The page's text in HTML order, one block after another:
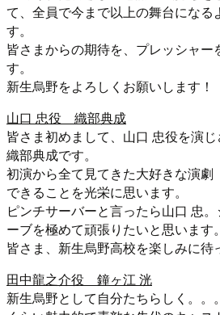
て、全員で今まで以上の舞台になる
す。
皆さまからの期待を、プレッシャー
す。
新生烏野をよろしくお願いします！
山口 忠役 織部典成
皆さま初めまして、山口 忠役を演じ
織部典成です。
初演から全て見てきた大好きな演劇
できることを光栄に思います。
ピンチサーバーと言ったら山口 忠
ーブを極めて頑張りたいと思います。
皆さま、新生烏野高校を楽しみに待
田中龍之介役 鐘ヶ江 洸
新生烏野として自分たちらしく。。